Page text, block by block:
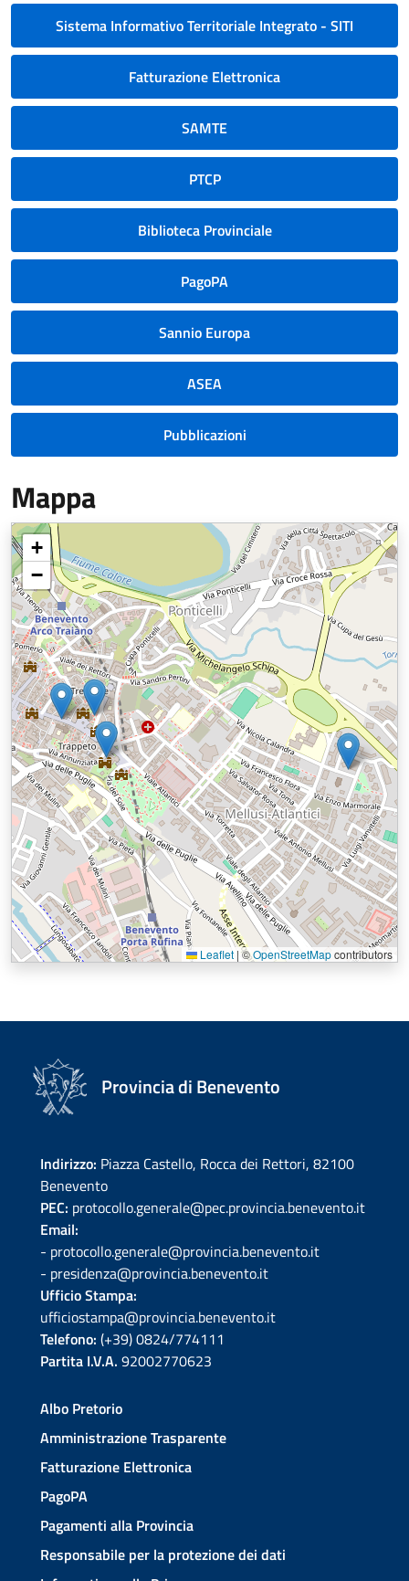
Sistema Informativo Territoriale Integrato - SITI
Fatturazione Elettronica
SAMTE
PTCP
Biblioteca Provinciale
PagoPA
Sannio Europa
ASEA
Pubblicazioni
Mappa
+
−
Leaflet |©OpenStreetMapcontributors
Provincia di Benevento
Indirizzo: Piazza Castello, Rocca dei Rettori, 82100
Benevento
PEC: protocollo.generale@pec.provincia.benevento.it
Email:
- protocollo.generale@provincia.benevento.it
- presidenza@provincia.benevento.it
Ufficio Stampa:
ufficiostampa@provincia.benevento.it
Telefono: (+39) 0824/774111
Partita I.V.A. 92002770623
Albo Pretorio
Amministrazione Trasparente
Fatturazione Elettronica
PagoPA
Pagamenti alla Provincia
Responsabile per la protezione dei dati